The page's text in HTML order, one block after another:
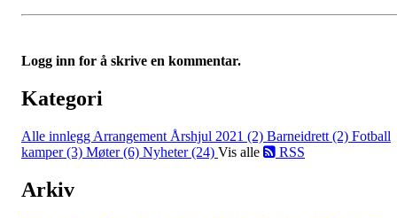
Logg inn for å skrive en kommentar.
Kategori
Alle innlegg Arrangement Årshjul 2021 (2) Barneidrett (2) Fotball
kamper (3) Møter (6) Nyheter (24) Vis alle RSS
Arkiv